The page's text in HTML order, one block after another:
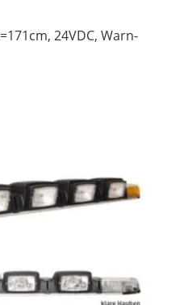
24VDC, Warn-